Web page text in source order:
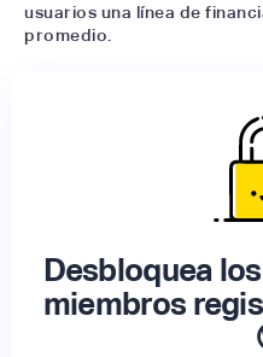
usuarios una línea de
promedio.
Desbloquea
miembros